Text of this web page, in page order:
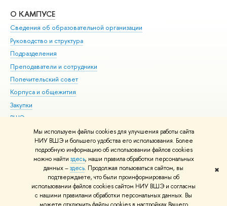
Мы используем файлы cookies для улучшения работы сайта
НИУ ВШЭ и большего удобства его использования. Более
подробную информацию об использовании файлов cookies
можно найти здесь, наши правила обработки персональных
данных –здесь. Продолжая пользоваться сайтом, вы
подтверждаете, что были проинформированы об
использовании файлов cookies сайтом НИУ ВШЭ и согласны
с нашими правилами обработки персональных данных. Вы
✖
О КАМПУСЕ
Сведения об образовательной организации
Руководство и структура
Подразделения
Преподаватели и сотрудники
Попечительский совет
Корпуса и общежития
Закупки
ВШЭ для студентов с ограниченными возможностями
здоровья и инвалидностью
Версия для слабовидящих
Единая платежная страница
© НИУ ВШЭ 1993–2026 Адреса и контакты Условия использования
материалов Политика конфиденциальности Карта сайта